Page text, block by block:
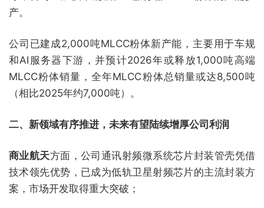
产。
公司已建成2,000吨MLCC粉体新产能，主要用于车规
和AI服务器下游，并预计2026年或释放1,000吨高端
MLCC粉体销量，全年MLCC粉体总销量或达8,500吨
（相比2025年约7,000吨）。
二、新领域有序推进，未来有望陆续增厚公司利润
商业航天方面，公司通讯射频微系统芯片封装管壳凭借
技术领先优势，已成为低轨卫星射频芯片的主流封装方
案，市场开发取得重大突破；